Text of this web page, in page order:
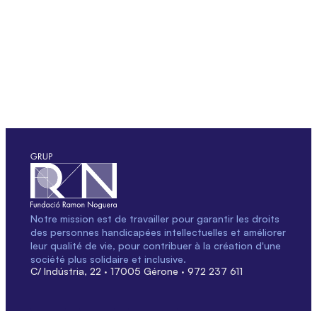
Notre mission est de travailler pour garantir les droits
des personnes handicapées intellectuelles et améliorer
leur qualité de vie, pour contribuer à la création d'une
société plus solidaire et inclusive.
C/ Indústria, 22 · 17005 Gérone · 972 237 611